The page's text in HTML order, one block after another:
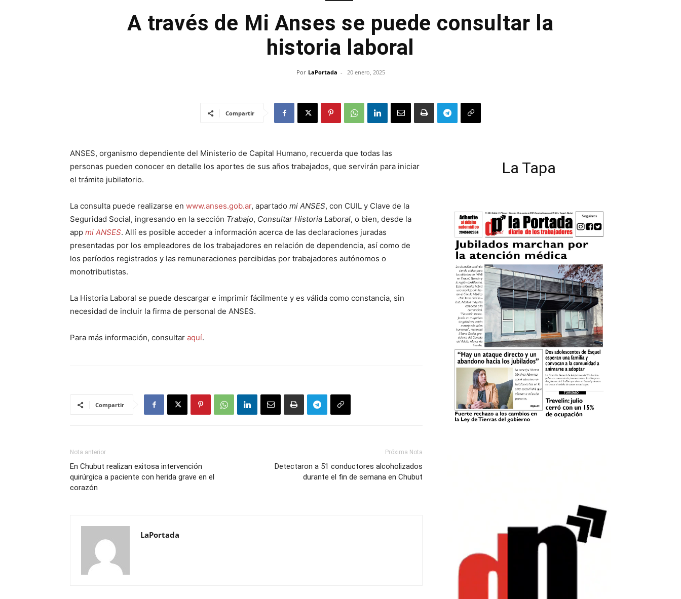
A través de Mi Anses se puede consultar la
historia laboral
Por LaPortada - 20 enero, 2025
Compartir
ANSES, organismo dependiente del Ministerio de Capital Humano, recuerda que todas las
personas pueden conocer en detalle los aportes de sus años trabajados, que servirán para iniciar
el trámite jubilatorio.
La consulta puede realizarse en www.anses.gob.ar, apartado mi ANSES, con CUIL y Clave de la
Seguridad Social, ingresando en la sección Trabajo, Consultar Historia Laboral, o bien, desde la
app mi ANSES. Allí es posible acceder a información acerca de las declaraciones juradas
presentadas por los empleadores de los trabajadores en relación de dependencia, así como de
los períodos registrados y las remuneraciones percibidas por trabajadores autónomos o
monotributistas.
La Historia Laboral se puede descargar e imprimir fácilmente y es válida como constancia, sin
necesidad de incluir la firma de personal de ANSES.
Para más información, consultar aquí.
Compartir
Nota anterior
En Chubut realizan exitosa intervención
quirúrgica a paciente con herida grave en el
corazón
Próxima Nota
Detectaron a 51 conductores alcoholizados
durante el fin de semana en Chubut
LaPortada
La Tapa